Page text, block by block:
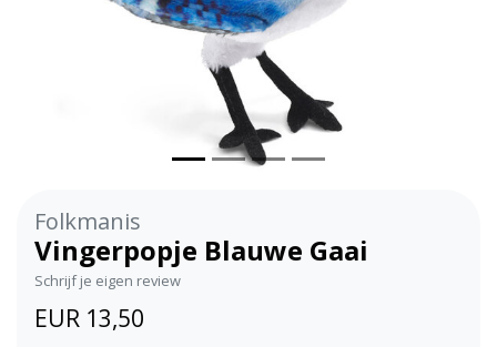
Folkmanis
Vingerpopje Blauwe Gaai
Schrijf je eigen review
EUR 13,50